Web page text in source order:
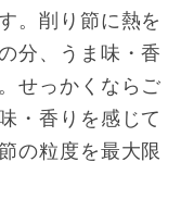
。削り節に熱を
分、うま味・香
せっかくならご
・香りを感じて
の粒度を最大限